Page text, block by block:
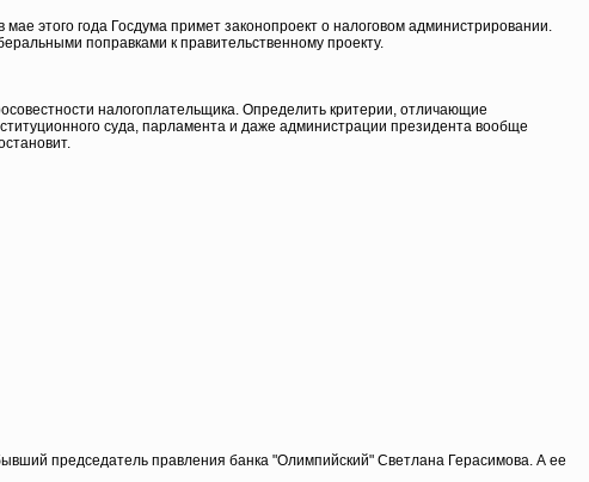
этого года Госдума примет законопроект о налоговом администрировании.
поправками к правительственному проекту.
налогоплательщика. Определить критерии, отличающие
суда, парламента и даже администрации президента вообще
председатель правления банка "Олимпийский" Светлана Герасимова. А ее